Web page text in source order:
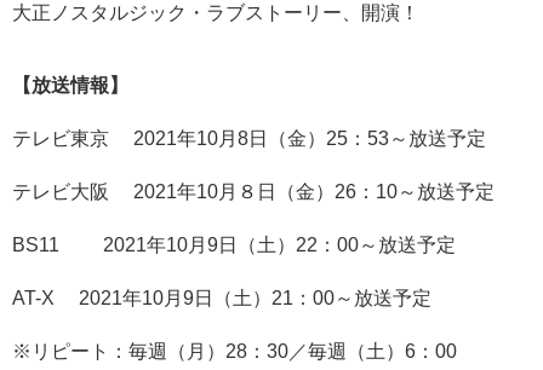
大正ノスタルジック・ラブストーリー、開演！
【放送情報】
テレビ東京 2021年10月8日（金）25：53～放送予定
テレビ大阪 2021年10月８日（金）26：10～放送予定
BS11 2021年10月9日（土）22：00～放送予定
AT-X 2021年10月9日（土）21：00～放送予定
※リピート：毎週（月）28：30／毎週（土）6：00